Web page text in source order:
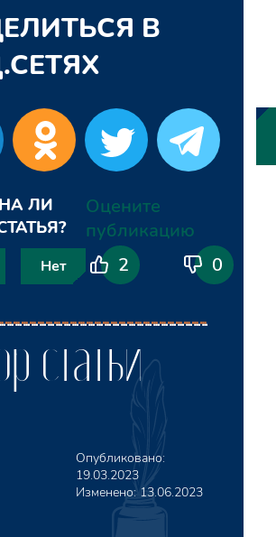
В
ЛИ
Нет
Оцените
публикацию
2
0
статьи
Опубликовано:
19.03.2023
Изменено:13.06.2023